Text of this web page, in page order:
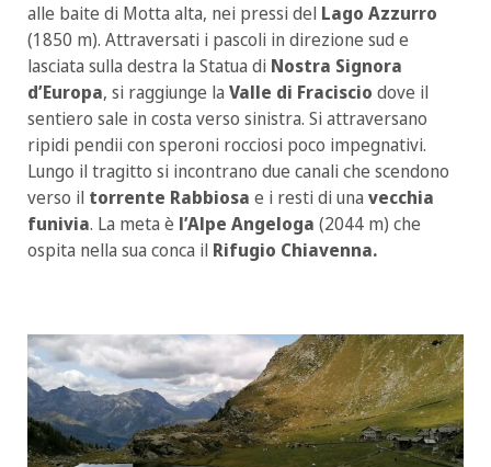
alle baite di Motta alta, nei pressi del Lago Azzurro
(1850 m). Attraversati i pascoli in direzione sud e
lasciata sulla destra la Statua di Nostra Signora
d’Europa, si raggiunge la Valle di Fraciscio dove il
sentiero sale in costa verso sinistra. Si attraversano
ripidi pendii con speroni rocciosi poco impegnativi.
Lungo il tragitto si incontrano due canali che scendono
verso il torrente Rabbiosa e i resti di una vecchia
funivia. La meta è l’Alpe Angeloga (2044 m) che
ospita nella sua conca il Rifugio Chiavenna.